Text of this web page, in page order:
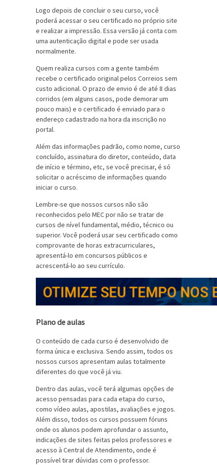
Logo depois de concluir o seu curso, você
poderá acessar o seu certificado no próprio site
e realizar a impressão. Essa versão já conta com
uma autenticação digital e pode ser usada
normalmente.
Quem realiza cursos com a gente também
recebe o certificado original pelos Correios sem
custo adicional. O prazo de envio é de até 8 dias
corridos (em alguns casos, pode demorar um
pouco mais) e o certificado é enviado para o
endereço cadastrado na hora da inscrição no
portal.
Além das informações padrão, como nome, curso
concluído, assinatura do diretor, conteúdo, data
de início e término, etc, se você precisar, é só
solicitar o acréscimo de informações quando
iniciar o curso.
Lembre-se que nossos cursos não são
reconhecidos pelo MEC por não se tratar de
cursos de nível fundamental, médio, técnico ou
superior. Você poderá usar seu certificado como
comprovante de horas extracurriculares,
apresentá-lo em concursos públicos e
acrescentá-lo ao seu currículo.
Plano de aulas
O conteúdo de cada curso é desenvolvido de
forma única e exclusiva. Sendo assim, todos os
nossos cursos apresentam aulas totalmente
diferentes do que você já viu.
Dentro das aulas, você terá algumas opções de
acesso pensadas para cada etapa do curso,
como vídeo aulas, apostilas, avaliações e jogos.
Além disso, todos os cursos possuem fóruns
onde os alunos podem aprofundar o assunto,
indicações de sites feitas pelos professores e
acesso à Central de Atendimento, onde é
possível tirar dúvidas com o professor.